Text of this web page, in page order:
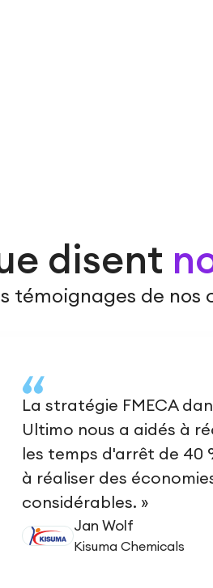
disent
témoignages de nos
La stratégie FMECA
Ultimo nous a aidés à
les temps d'arrêt de 40
à réaliser des
considérables. »
Jan Wolf
Kisuma Chemicals